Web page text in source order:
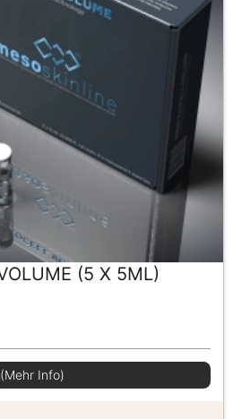
(5 X 5ML)
(Mehr Info)